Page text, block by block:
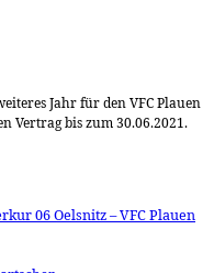
Jahr für den VFC Plauen
Vertrag bis zum 30.06.2021.
06 Oelsnitz – VFC Plauen